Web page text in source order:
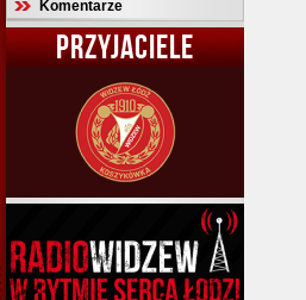
Komentarze
PRZYJACIELE